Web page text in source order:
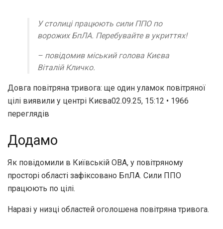
У столиці працюють сили ППО по
ворожих БпЛА. Перебувайте в укриттях!
– повідомив міський голова Києва
Віталій Кличко.
Довга повітряна тривога: ще один уламок повітряної
цілі виявили у центрі Києва02.09.25, 15:12 • 1966
переглядiв
Додамо
Як повідомили в Київській ОВА, у повітряному
просторі області зафіксовано БпЛА. Сили ППО
працюють по цілі.
Наразі у низці областей оголошена повітряна тривога.